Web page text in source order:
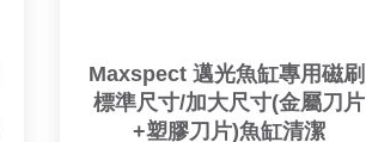
Maxspect 邁光魚缸專用磁刷
標準尺寸/加大尺寸(金屬刀片
+塑膠刀片)魚缸清潔